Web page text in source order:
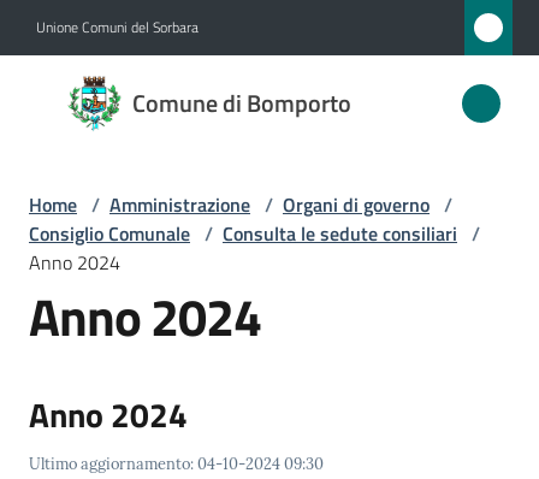
Unione Comuni del Sorbara
Comune di Bomporto
Comune
di
Amministrazione
Novità
Vivere
Home / Amministrazione / Organi di governo /
Consiglio Comunale / Consulta le sedute consiliari /
Anno 2024
Anno 2024
Anno 2024
Ultimo aggiornamento:04-10-2024 09:30